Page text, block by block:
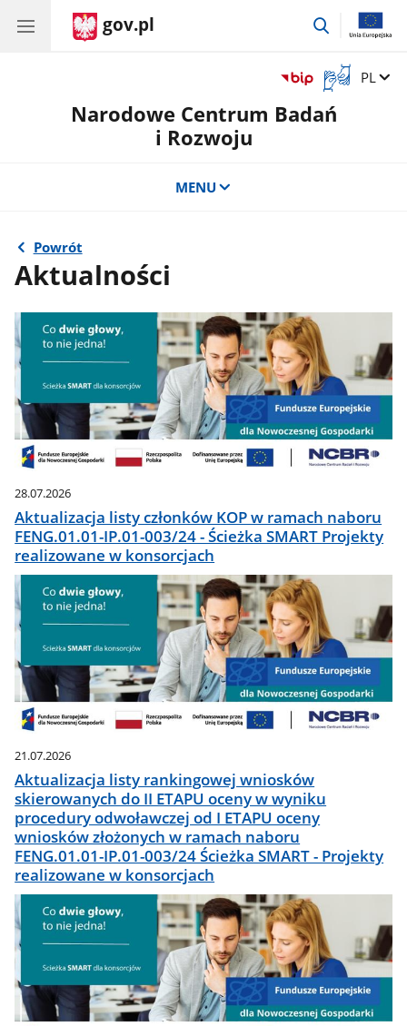
gov.pl
przejdź
Otwórz
okno
z
Zmień
PL
Narodowe Centrum Badań
i Rozwoju
MENU
Powrót
Aktualności
28.07.2026
Aktualizacja listy członków KOP w ramach naboru
FENG.01.01-IP.01-003/24 - Ścieżka SMART Projekty
realizowane w konsorcjach
21.07.2026
Aktualizacja listy rankingowej wniosków
skierowanych do II ETAPU oceny w wyniku
procedury odwoławczej od I ETAPU oceny
wniosków złożonych w ramach naboru
FENG.01.01-IP.01-003/24 Ścieżka SMART - Projekty
realizowane w konsorcjach